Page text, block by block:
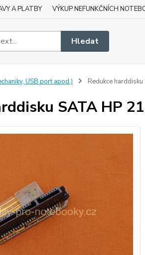
A PLATBY VÝKUP NEFUNKČNÍCH
Hledat
USB port apod.) Redukce
SATA HP